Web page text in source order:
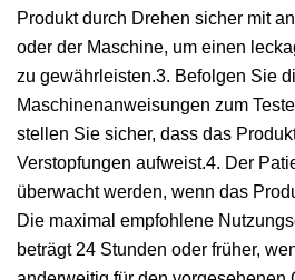
Produkt durch Drehen sicher mit
oder der Maschine, um einen
zu gewährleisten.3. Befolgen Sie
Maschinenanweisungen zum
stellen Sie sicher, dass das
Verstopfungen aufweist.4. Der
überwacht werden, wenn das
Die maximal empfohlene
beträgt 24 Stunden oder früher,